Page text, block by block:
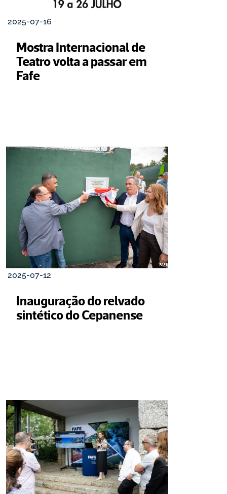
2025-07-16
Mostra Internacional de
Teatro volta a passar em
Fafe
2025-07-12
Inauguração do relvado
sintético do Cepanense